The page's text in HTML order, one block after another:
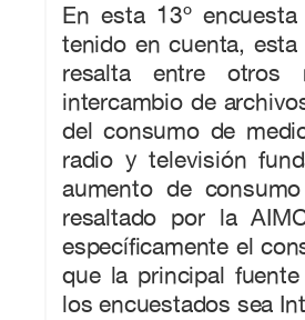
En esta 13º
tenido en cuenta,
resalta entre otros
intercambio de
del consumo de
radio y televisión
aumento de
resaltado por la
específicamente el
que la principal
los encuestados sea